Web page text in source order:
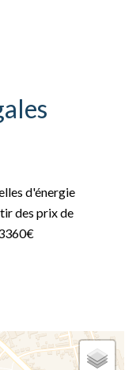
d'énergie
des prix de